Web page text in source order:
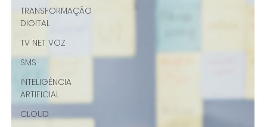
TRANSFORMAÇÃO
DIGITAL
TV NET VOZ
SMS
INTELIGÊNCIA
ARTIFICIAL
CLOUD